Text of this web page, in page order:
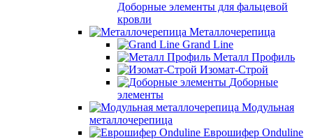
Доборные элементы для фальцевой
кровли
Металлочерепица
Grand Line
Металл Профиль
Изомат-Строй
Доборные
элементы
Модульная
металлочерепица
Еврошифер Onduline